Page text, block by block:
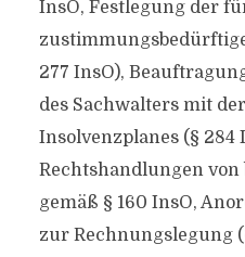
InsO, Festlegung der
277 InsO),
des Sachwalters mit
Insolvenzplanes (§ 284
Rechtshandlungen
gemäß § 160 InsO,
zur Rechnungslegung